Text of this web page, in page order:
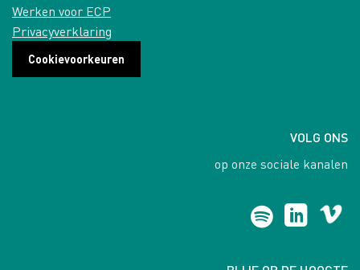
Werken voor ECP
Privacyverklaring
Cookievoorkeuren
VOLG ONS
op onze sociale kanalen